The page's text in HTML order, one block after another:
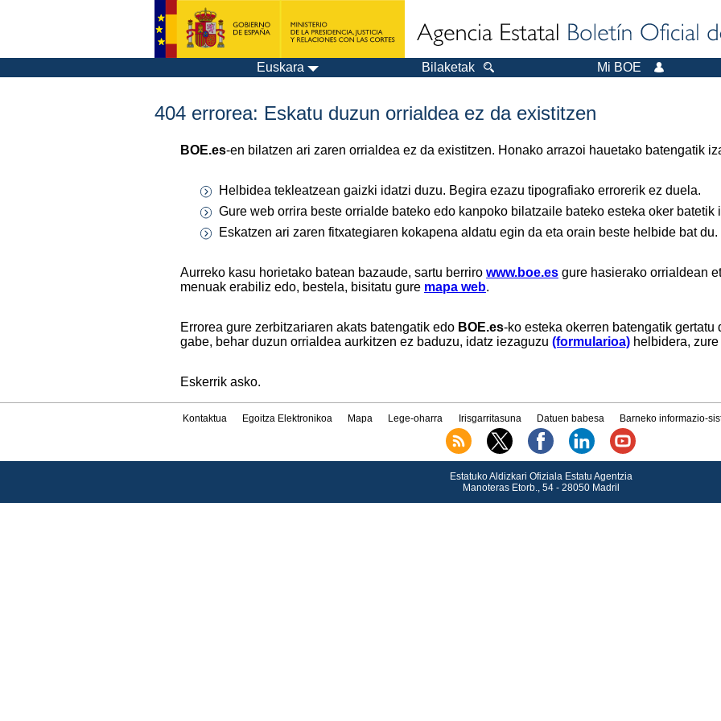
Euskara Bilaketak Mi BOE
404 errorea: Eskatu duzun orrialdea ez da existitzen
BOE.es-en bilatzen ari zaren orrialdea ez da existitzen. Honako arrazoi hauetako batengatik
Helbidea tekleatzean gaizki idatzi duzu. Begira ezazu tipografiako errorerik ez duela.
Gure web orrira beste orrialde bateko edo kanpoko bilatzaile bateko esteka oker batetik
Eskatzen ari zaren fitxategiaren kokapena aldatu egin da eta orain beste helbide bat du.
Aurreko kasu horietako batean bazaude, sartu berriro www.boe.es gure hasierako orrialdean
menuak erabiliz edo, bestela, bisitatu gure mapa web.
Errorea gure zerbitzariaren akats batengatik edo BOE.es-ko esteka okerren batengatik
gabe, behar duzun orrialdea aurkitzen ez baduzu, idatz iezaguzu (formularioa) helbidera,
Eskerrik asko.
Kontaktua Egoitza Elektronikoa Mapa Lege-oharra Irisgarritasuna Datuen babesa Barneko informazio-
Estatuko Aldizkari Ofiziala Estatu Agentzia
Manoteras Etorb., 54 - 28050 Madril